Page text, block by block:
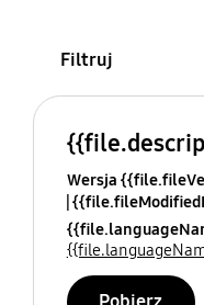
Filtruj
Wersja